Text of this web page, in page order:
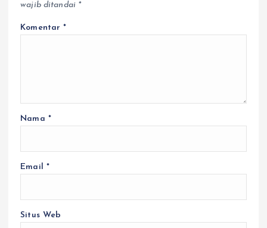
wajib ditandai *
Komentar*
Nama *
Email *
Situs Web